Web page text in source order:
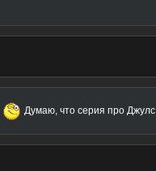
Думаю, что серия про